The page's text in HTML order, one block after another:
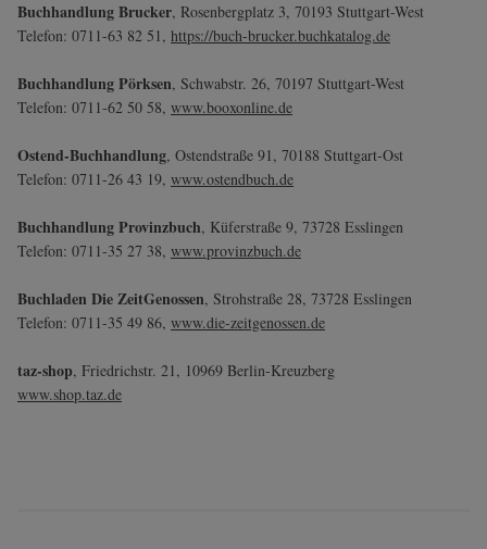
Buchhandlung Brucker, Rosenbergplatz 3, 70193 Stuttgart-West
Telefon: 0711-63 82 51, https://buch-brucker.buchkatalog.de
Buchhandlung Pörksen, Schwabstr. 26, 70197 Stuttgart-West
Telefon: 0711-62 50 58, www.booxonline.de
Ostend-Buchhandlung, Ostendstraße 91, 70188 Stuttgart-Ost
Telefon: 0711-26 43 19, www.ostendbuch.de
Buchhandlung Provinzbuch, Küferstraße 9, 73728 Esslingen
Telefon: 0711-35 27 38, www.provinzbuch.de
Buchladen Die ZeitGenossen, Strohstraße 28, 73728 Esslingen
Telefon: 0711-35 49 86, www.die-zeitgenossen.de
taz-shop, Friedrichstr. 21, 10969 Berlin-Kreuzberg
www.shop.taz.de